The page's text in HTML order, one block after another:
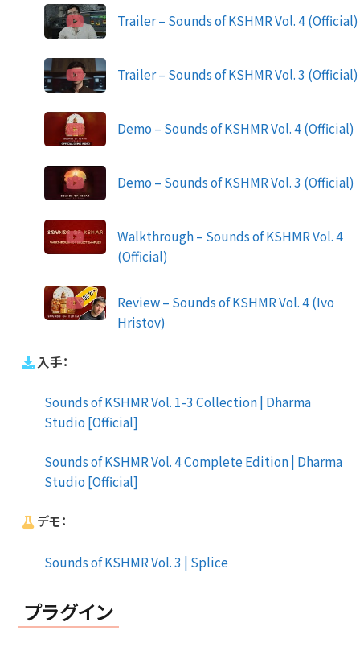
Trailer – Sounds of KSHMR Vol. 4 (Official)
Trailer – Sounds of KSHMR Vol. 3 (Official)
Demo – Sounds of KSHMR Vol. 4 (Official)
Demo – Sounds of KSHMR Vol. 3 (Official)
Walkthrough – Sounds of KSHMR Vol. 4
(Official)
Review – Sounds of KSHMR Vol. 4 (Ivo
Hristov)
入手：
Sounds of KSHMR Vol. 1-3 Collection | Dharma
Studio [Official]
Sounds of KSHMR Vol. 4 Complete Edition | Dharma
Studio [Official]
デモ：
Sounds of KSHMR Vol. 3 | Splice
プラグイン